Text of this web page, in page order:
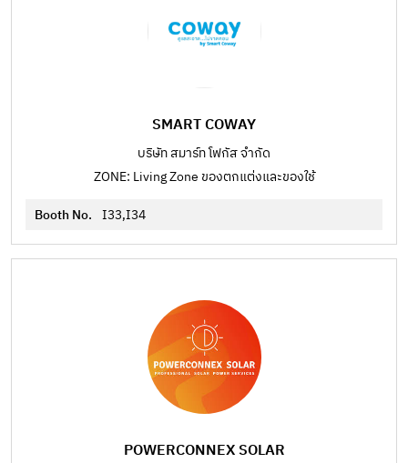
SMART COWAY
บริษัท สมาร์ท โฟกัส จำกัด
ZONE: Living Zone ของตกแต่งและของใช้
Booth No. I33,I34
POWERCONNEX SOLAR